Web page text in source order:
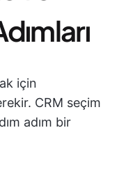
için
CRM seçim
adım bir